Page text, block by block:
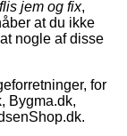
jem og fix,
at du ikke
nogle af disse
for
Bygma.dk,